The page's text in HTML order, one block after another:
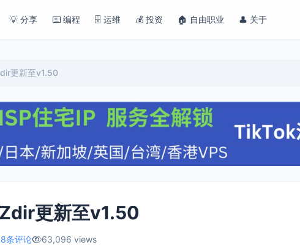
💡 分享 ⌨️ 编程 🗄️ 运维 💰 投资 🏠 自由职业 👤 关于
更新至v1.50
更新至v1.50
条评论 63,096 views